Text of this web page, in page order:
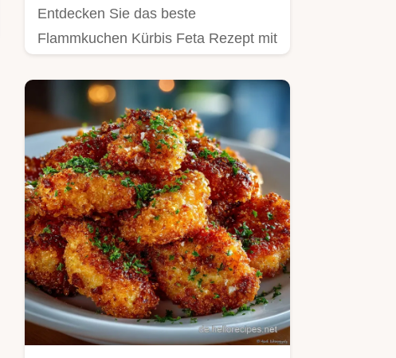
Entdecken Sie das beste
Flammkuchen Kürbis Feta Rezept mit